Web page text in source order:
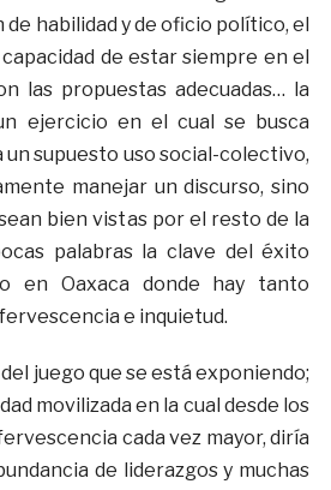
habilidad y de oficio político, el
de estar siempre en el
las propuestas adecuadas… la
ejercicio en el cual se busca
supuesto uso social-colectivo,
manejar un discurso, sino
bien vistas por el resto de la
palabras la clave del éxito
en Oaxaca donde hay tanto
e inquietud.
juego que se está exponiendo;
movilizada en la cual desde los
cada vez mayor, diría
de liderazgos y muchas